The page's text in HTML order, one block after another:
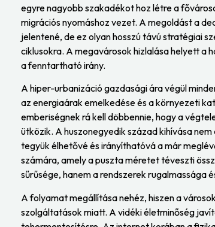
egyre nagyobb szakadékot hoz létre a
migrációs nyomáshoz vezet. A megoldást a
jelentené, de ez olyan hosszú távú stratégiai
ciklusokra. A megavárosok hizlalása helyett
a fenntartható irány.
A hiper-urbanizáció gazdasági ára végül
az energiaárak emelkedése és a környezeti
emberiségnek rá kell döbbennie, hogy a
ütközik. A huszonegyedik század kihívása
tegyük élhetővé és irányíthatóvá a már
számára, amely a puszta méretet téveszti
sűrűsége, hanem a rendszerek rugalmassága
A folyamat megállítása nehéz, hiszen a
szolgáltatások miatt. A vidéki életminőség